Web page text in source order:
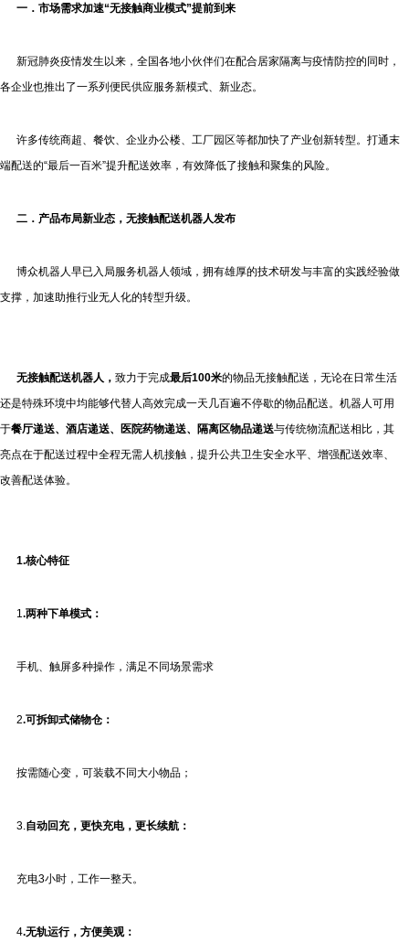
一． 市场需求加速“无接触商业模式”提前到来
新冠肺炎疫情发生以来，全国各地小伙伴们在配合居家隔离与疫情防控的同时，
各企业也推出了一系列便民供应服务新模式、新业态。
许多传统商超、餐饮、企业办公楼、工厂园区等都加快了产业创新转型。打通末
端配送的“最后一百米”提升配送效率，有效降低了接触和聚集的风险。
二． 产品布局新业态，无接触配送机器人发布
博众机器人早已入局服务机器人领域，拥有雄厚的技术研发与丰富的实践经验做
支撑，加速助推行业无人化的转型升级。
无接触配送机器人， 致力于完成最后100米的物品无接触配送，无论在日常生活
还是特殊环境中均能够代替人高效完成一天几百遍不停歇的物品配送。机器人可用
于餐厅递送、酒店递送、医院药物递送、隔离区物品递送与传统物流配送相比，其
亮点在于配送过程中全程无需人机接触，提升公共卫生安全水平、增强配送效率、
改善配送体验。
1.核心特征
1.两种下单模式：
手机、触屏多种操作，满足不同场景需求
2.可拆卸式储物仓：
按需随心变，可装载不同大小物品；
3.自动回充， 更快充电，更长续航：
充电3小时，工作一整天。
4.无轨运行，方便美观：